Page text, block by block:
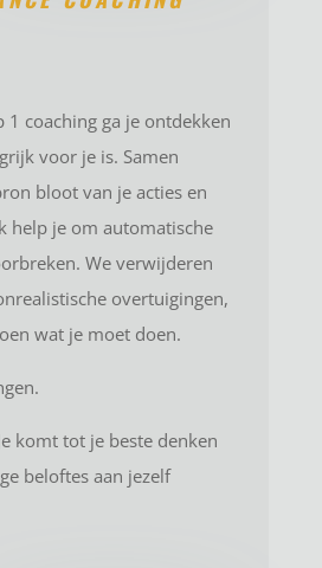
1 coaching ga je ontdekken
voor je is. Samen
bloot van je acties en
help je om automatische
We verwijderen
overtuigingen,
wat je moet doen.
komt tot je beste denken
beloftes aan jezelf